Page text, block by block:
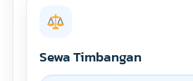
Sewa Timbangan